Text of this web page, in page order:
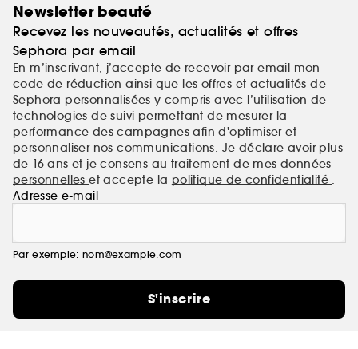
Newsletter beauté
Recevez les nouveautés, actualités et offres
Sephora par email
En m’inscrivant, j’accepte de recevoir par email mon
code de réduction ainsi que les offres et actualités de
Sephora personnalisées y compris avec l’utilisation de
technologies de suivi permettant de mesurer la
performance des campagnes afin d'optimiser et
personnaliser nos communications. Je déclare avoir plus
de 16 ans et je consens au traitement de mes données
personnelleset accepte la politique de confidentialité .
Adresse e-mail
Par exemple: nom@example.com
S'inscrire